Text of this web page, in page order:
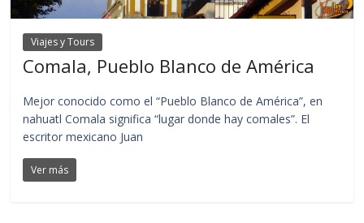
Viajes y Tours
Comala, Pueblo Blanco de América
Mejor conocido como el “Pueblo Blanco de América”, en
nahuatl Comala significa “lugar donde hay comales”. El
escritor mexicano Juan
Ver más